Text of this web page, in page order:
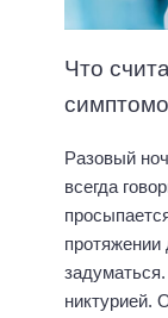
Что
Разовый
всегда
протяжении
никтурией.